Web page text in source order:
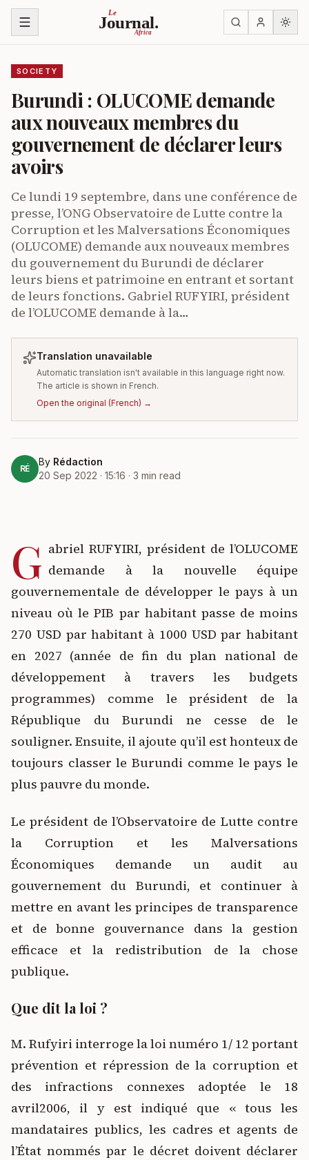
Skip to content Le
Journal.
Africa
SOCIETY
Burundi : OLUCOME demande
aux nouveaux membres du
gouvernement de déclarer leurs
avoirs
Ce lundi 19 septembre, dans une conférence de
presse, l’ONG Observatoire de Lutte contre la
Corruption et les Malversations Économiques
(OLUCOME) demande aux nouveaux membres
du gouvernement du Burundi de déclarer
leurs biens et patrimoine en entrant et sortant
de leurs fonctions. Gabriel RUFYIRI, président
de l’OLUCOME demande à la…
Translation unavailable
Automatic translation isn't available in this language right now.
The article is shown in French.
Open the original (French) →
RÉ
By Rédaction
20 Sep 2022 · 15:16 · 3 min read
G abriel RUFYIRI, président de l’OLUCOME
demande à la nouvelle équipe
gouvernementale de développer le pays à un
niveau où le PIB par habitant passe de moins
270 USD par habitant à 1000 USD par habitant
en 2027 (année de fin du plan national de
développement à travers les budgets
programmes) comme le président de la
République du Burundi ne cesse de le
souligner. Ensuite, il ajoute qu’il est honteux de
toujours classer le Burundi comme le pays le
plus pauvre du monde.
Le président de l’Observatoire de Lutte contre
la Corruption et les Malversations
Économiques demande un audit au
gouvernement du Burundi, et continuer à
mettre en avant les principes de transparence
et de bonne gouvernance dans la gestion
efficace et la redistribution de la chose
publique.
Que dit la loi ?
M. Rufyiri interroge la loi numéro 1/ 12 portant
prévention et répression de la corruption et
des infractions connexes adoptée le 18
avril2006, il y est indiqué que « tous les
mandataires publics, les cadres et agents de
l’État nommés par le décret doivent déclarer